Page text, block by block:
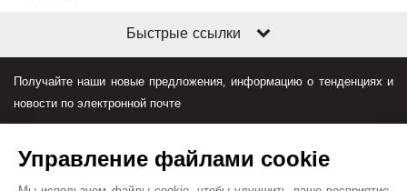
Быстрые ссылки
Получайте наши новые предложения, информацию о тенденциях и
новости по электронной почте
Управление файлами cookie